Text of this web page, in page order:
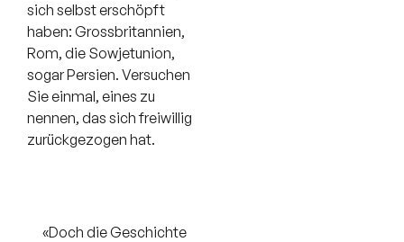
sich selbst erschöpft
haben: Grossbritannien,
Rom, die Sowjetunion,
sogar Persien. Versuchen
Sie einmal, eines zu
nennen, das sich freiwillig
zurückgezogen hat.
«Doch die Geschichte